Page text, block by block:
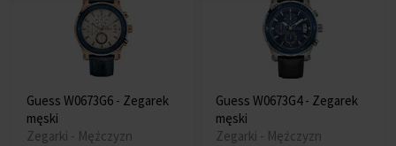
Guess W0673G6 - Zegarek
męski
Zegarki - Mężczyzn
Guess W0673G4 - Zegarek
męski
Zegarki - Mężczyzn